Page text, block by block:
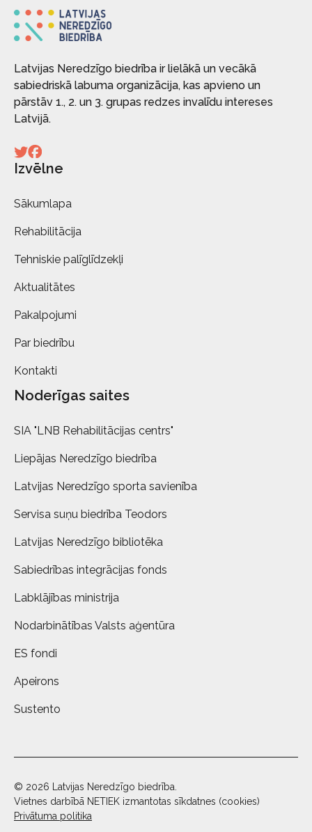
Latvijas Neredzīgo biedrība ir lielākā un vecākā
sabiedriskā labuma organizācija, kas apvieno un
pārstāv 1., 2. un 3. grupas redzes invalīdu intereses
Latvijā.
Izvēlne
Sākumlapa
Rehabilitācija
Tehniskie palīglīdzekļi
Aktualitātes
Pakalpojumi
Par biedrību
Kontakti
Noderīgas saites
SIA "LNB Rehabilitācijas centrs"
Liepājas Neredzīgo biedrība
Latvijas Neredzīgo sporta savienība
Servisa suņu biedrība Teodors
Latvijas Neredzīgo bibliotēka
Sabiedrības integrācijas fonds
Labklājības ministrija
Nodarbinātības Valsts aģentūra
ES fondi
Apeirons
Sustento
© 2026 Latvijas Neredzīgo biedrība.
Vietnes darbībā NETIEK izmantotas sīkdatnes (cookies)
Privātuma politika